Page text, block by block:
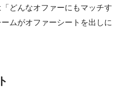
どんなオファーにもマッチす
ムがオファーシートを出しに